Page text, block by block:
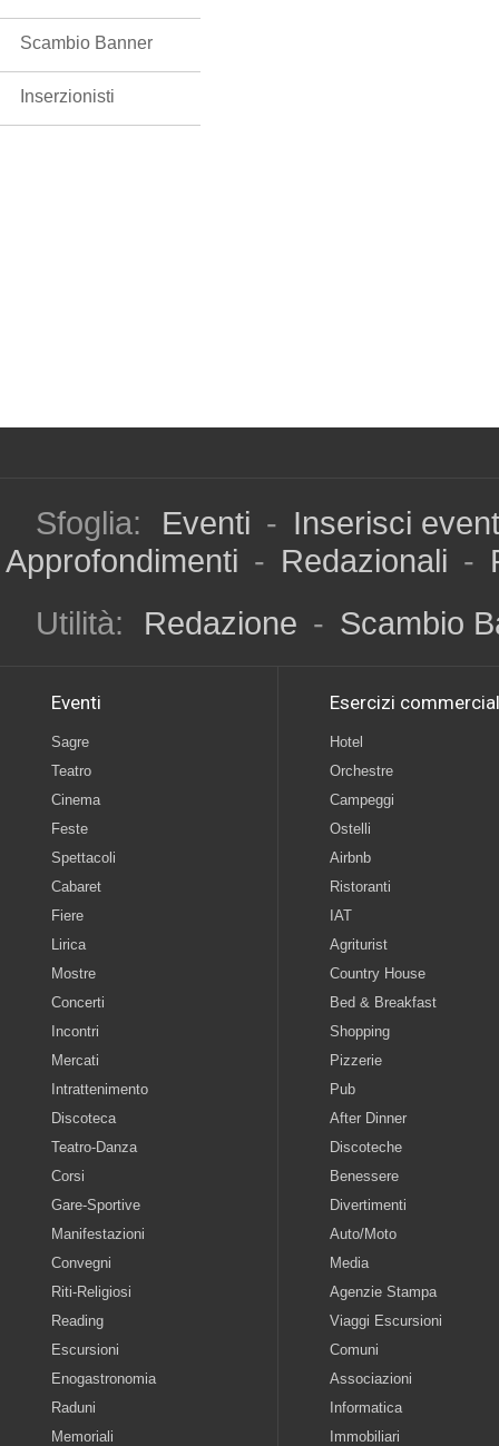
Scambio Banner
Inserzionisti
Sfoglia: Eventi - Inserisci
Approfondimenti - Redazionali -
Utilità:
Redazione - Scambio
Eventi
Sagre
Teatro
Cinema
Feste
Spettacoli
Cabaret
Fiere
Lirica
Mostre
Concerti
Incontri
Mercati
Intrattenimento
Discoteca
Teatro-Danza
Corsi
Gare-Sportive
Manifestazioni
Convegni
Riti-Religiosi
Reading
Escursioni
Enogastronomia
Raduni
Memoriali
Esercizi
Hotel
Orchestre
Campeggi
Ostelli
Airbnb
Ristoranti
IAT
Agriturist
Country House
Bed & Breakfast
Shopping
Pizzerie
Pub
After Dinner
Discoteche
Benessere
Divertimenti
Auto/Moto
Media
Agenzie Stampa
Viaggi Escursioni
Comuni
Associazioni
Informatica
Immobiliari